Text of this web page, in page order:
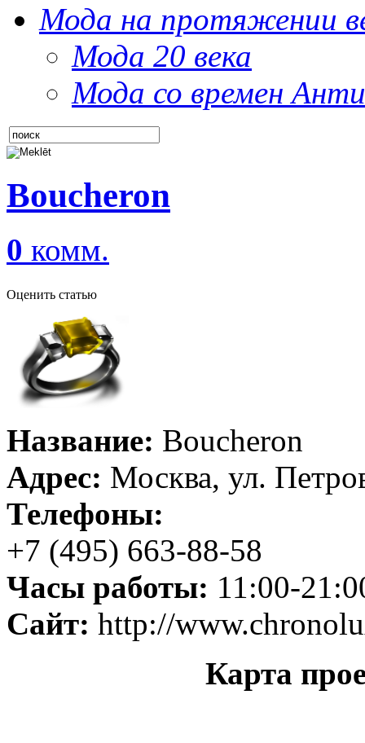
Мода на протяжении
Мода 20 века
Мода со времен
Boucheron
0 комм.
Оценить статью
Название: Boucheron
Адрес: Москва, ул.
Телефоны:
+7 (495) 663-88-58
Часы работы: 11:00-
Сайт: http://
Карта